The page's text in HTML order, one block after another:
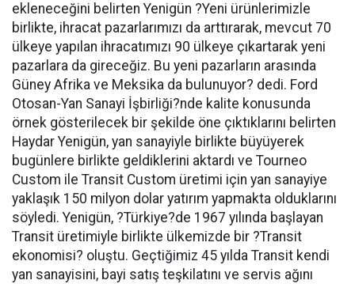
ekleneceğini belirten Yenigün ?Yeni ürünlerimizle
birlikte, ihracat pazarlarımızı da arttırarak, mevcut 70
ülkeye yapılan ihracatımızı 90 ülkeye çıkartarak yeni
pazarlara da gireceğiz. Bu yeni pazarların arasında
Güney Afrika ve Meksika da bulunuyor? dedi. Ford
Otosan-Yan Sanayi İşbirliği?nde kalite konusunda
örnek gösterilecek bir şekilde öne çıktıklarını belirten
Haydar Yenigün, yan sanayiyle birlikte büyüyerek
bugünlere birlikte geldiklerini aktardı ve Tourneo
Custom ile Transit Custom üretimi için yan sanayiye
yaklaşık 150 milyon dolar yatırım yapmakta olduklarını
söyledi. Yenigün, ?Türkiye?de 1967 yılında başlayan
Transit üretimiyle birlikte ülkemizde bir ?Transit
ekonomisi? oluştu. Geçtiğimiz 45 yılda Transit kendi
yan sanayisini, bayi satış teşkilatını ve servis ağını